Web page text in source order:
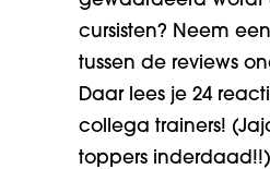
cursisten? Neem
tussen de reviews
Daar lees je 24
collega trainers!
toppers inderdaad!!)